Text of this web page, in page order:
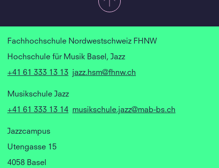
Fachhochschule Nordwestschweiz FHNW
Hochschule für Musik Basel, Jazz
+41 61 333 13 13
jazz.hsm@fhnw.ch
Musikschule Jazz
+41 61 333 13 14 musikschule.jazz@mab-bs.ch
Jazzcampus
Utengasse 15
4058 Basel